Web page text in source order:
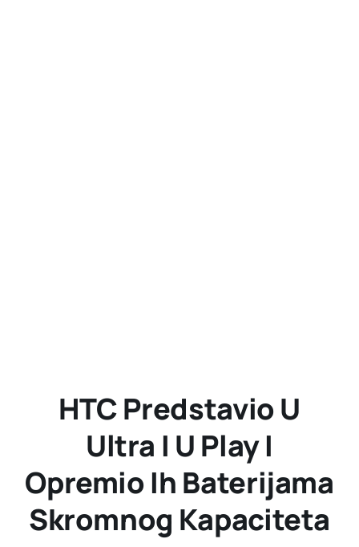
HTC Predstavio U
Ultra I U Play I
Opremio Ih Baterijama
Skromnog Kapaciteta